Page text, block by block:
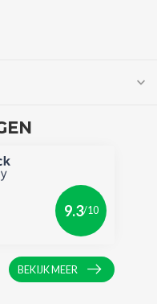
9.3/10
BEKIJK MEER